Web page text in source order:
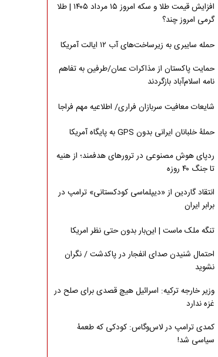
افزایش قیمت طلا و سکه امروز ۱۵ مرداد ۱۴۰۵ | طلا
گرمی امروز چند؟
حمله سایبری به زیرساخت‌های آب ۱۲ ایالت آمریکا
حمایت پاکستان از مذاکرات عمان/طرفین به تفاهم
نامه اسلام‌آباد بازگردند
شایعات معافیت سربازان فراری/ اطلاعیه مهم فراجا
حملۀ خلبانان ایرانی بدون GPS به پایگاه آمریکا
ردپای هوش مصنوعی در ترورهای هدفمند؛ از هنیه
تا جنگ ۴۰ روزه
انتقاد گاردین از «دیپلماسی کودکستانی» ترامپ در
برابر ایران
تنگه ملک ماست | این‌بار بدون حتی نظر امریکا
احتمال شنیدن صدای انفجار در پاکدشت / نگران
نشوید
وزیر خارجه ترکیه: اسرائیل هیچ قصدی برای صلح در
غزه ندارد
کمدی ترامپ در لاس‌وگاس: کودکی که طعمۀ
سیاسی شد!